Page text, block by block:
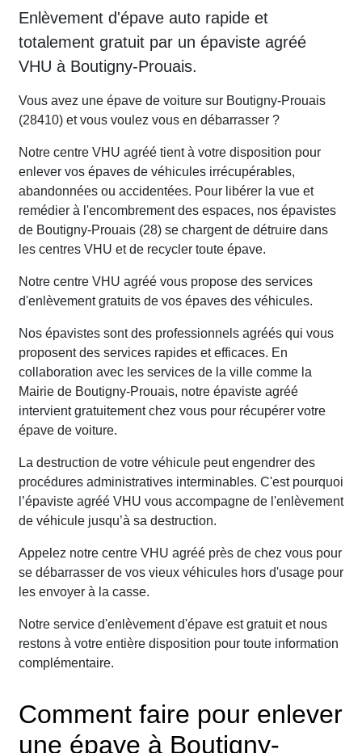
Enlèvement d'épave auto rapide et
totalement gratuit par un épaviste agréé
VHU à Boutigny-Prouais.
Vous avez une épave de voiture sur Boutigny-Prouais
(28410) et vous voulez vous en débarrasser ?
Notre centre VHU agréé tient à votre disposition pour
enlever vos épaves de véhicules irrécupérables,
abandonnées ou accidentées. Pour libérer la vue et
remédier à l'encombrement des espaces, nos épavistes
de Boutigny-Prouais (28) se chargent de détruire dans
les centres VHU et de recycler toute épave.
Notre centre VHU agréé vous propose des services
d'enlèvement gratuits de vos épaves des véhicules.
Nos épavistes sont des professionnels agréés qui vous
proposent des services rapides et efficaces. En
collaboration avec les services de la ville comme la
Mairie de Boutigny-Prouais, notre épaviste agréé
intervient gratuitement chez vous pour récupérer votre
épave de voiture.
La destruction de votre véhicule peut engendrer des
procédures administratives interminables. C'est pourquoi
l’épaviste agréé VHU vous accompagne de l'enlèvement
de véhicule jusqu’à sa destruction.
Appelez notre centre VHU agréé près de chez vous pour
se débarrasser de vos vieux véhicules hors d'usage pour
les envoyer à la casse.
Notre service d'enlèvement d'épave est gratuit et nous
restons à votre entière disposition pour toute information
complémentaire.
Comment faire pour enlever
une épave à Boutigny-